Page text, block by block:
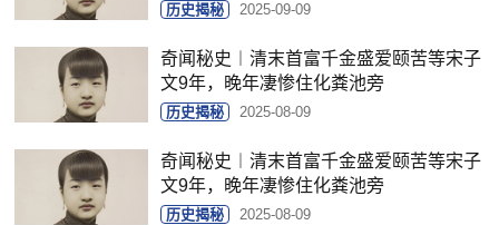
历史揭秘 2025-09-09
奇闻秘史︱清末首富千金盛爱颐苦等宋子
文9年，晚年凄惨住化粪池旁
历史揭秘 2025-08-09
奇闻秘史︱清末首富千金盛爱颐苦等宋子
文9年，晚年凄惨住化粪池旁
历史揭秘 2025-08-09